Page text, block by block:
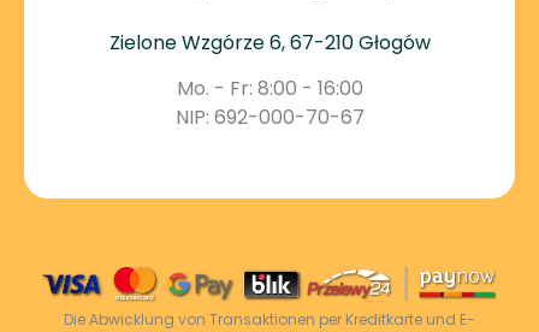
Zielone Wzgórze 6, 67-210 Głogów
Mo. - Fr: 8:00 - 16:00
NIP: 692-000-70-67
Die Abwicklung von Transaktionen per Kreditkarte und E-